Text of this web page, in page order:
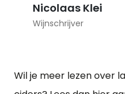
Nicolaas Klei
Wijnschrijver
Wil je meer lezen over